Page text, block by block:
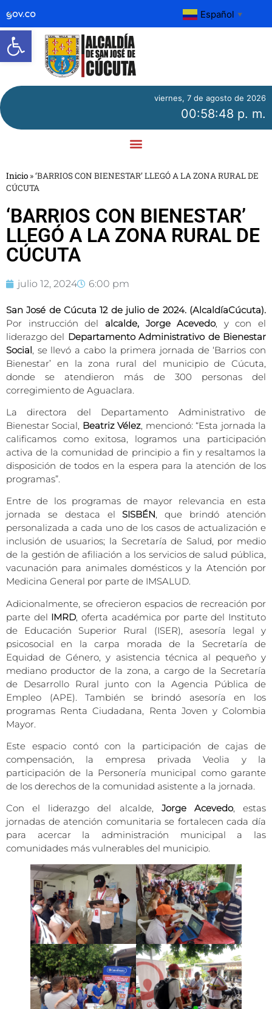
Abrir barra de herramientas
Español ▼
viernes, 7 de agosto de 2026
00:58:49 p. m.
Inicio »‘BARRIOS CON BIENESTAR’ LLEGÓ A LA ZONA RURAL DE
CÚCUTA
‘BARRIOS CON BIENESTAR’
LLEGÓ A LA ZONA RURAL DE
CÚCUTA
julio 12, 2024 6:00 pm
San José de Cúcuta 12 de julio de 2024. (AlcaldíaCúcuta).
Por instrucción del alcalde, Jorge Acevedo, y con el
liderazgo del Departamento Administrativo de Bienestar
Social, se llevó a cabo la primera jornada de ‘Barrios con
Bienestar’ en la zona rural del municipio de Cúcuta,
donde se atendieron más de 300 personas del
corregimiento de Aguaclara.
La directora del Departamento Administrativo de
Bienestar Social, Beatriz Vélez, mencionó: “Esta jornada la
calificamos como exitosa, logramos una participación
activa de la comunidad de principio a fin y resaltamos la
disposición de todos en la espera para la atención de los
programas”.
Entre de los programas de mayor relevancia en esta
jornada se destaca elSISBÉN, que brindó atención
personalizada a cada uno de los casos de actualización e
inclusión de usuarios; la Secretaría de Salud, por medio
de la gestión de afiliación a los servicios de salud pública,
vacunación para animales domésticos y la Atención por
Medicina General por parte de IMSALUD.
Adicionalmente, se ofrecieron espacios de recreación por
parte del IMRD, oferta académica por parte del Instituto
de Educación Superior Rural (ISER), asesoría legal y
psicosocial en la carpa morada de la Secretaría de
Equidad de Género, y asistencia técnica al pequeño y
mediano productor de la zona, a cargo de la Secretaría
de Desarrollo Rural junto con la Agencia Pública de
Empleo (APE). También se brindó asesoría en los
programas Renta Ciudadana, Renta Joven y Colombia
Mayor.
Este espacio contó con la participación de cajas de
compensación, la empresa privada Veolia y la
participación de la Personería municipal como garante
de los derechos de la comunidad asistente a la jornada.
Con el liderazgo del alcalde, Jorge Acevedo, estas
jornadas de atención comunitaria se fortalecen cada día
para acercar la administración municipal a las
comunidades más vulnerables del municipio.